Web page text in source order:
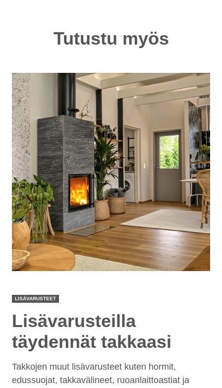
Tutustu myös
LISÄVARUSTEET
Lisävarusteilla
täydennät takkaasi
Takkojen muut lisävarusteet kuten hormit,
edussuojat, takkavälineet, ruoanlaittoastiat ja